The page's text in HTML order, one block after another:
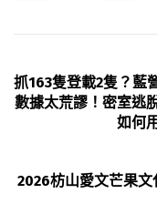
抓163隻登載2隻？藍
數據太荒謬！密室逃
如何
2026枋山愛文芒果